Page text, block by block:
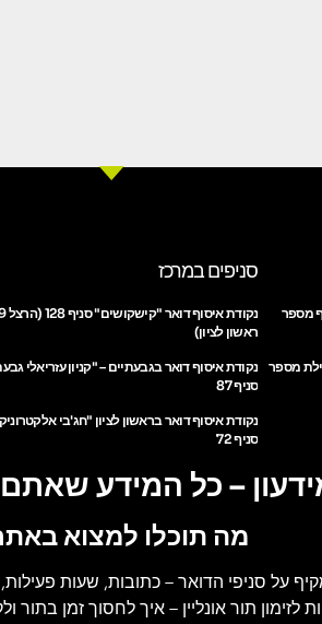
מספר
מספר
סניפים במרכז
נקודת
ראשון לציון)
נקודת איסוף דואר בגבעתיים – "קניון עזריאלי
סניף 87
נקודת איסוף דואר בראשון לציון "חג'בי
סניף 72
– כל המידע
מה תוכלו למצוא
על סניפי הדואר– כתובות, שעות פעילות,
לזימון תור אונליין – איך לחסוך זמן בתור